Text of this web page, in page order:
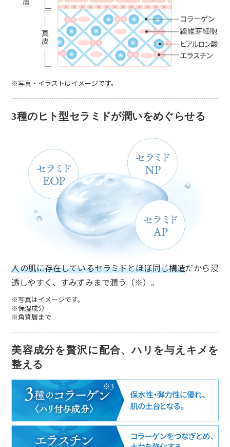
※写真・イラストはイメージです。
3種のヒト型セラミドが潤いをめぐらせる
人の肌に存在しているセラミドとほぼ同じ構造だから浸
透しやすく、すみずみまで潤う（※）。
※写真はイメージです。
※保湿成分
※角質層まで
美容成分を贅沢に配合、ハリを与えキメを
整える